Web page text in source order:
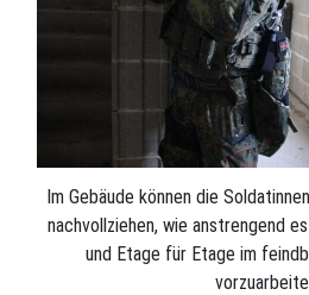
Im Gebäude können die
nachvollziehen, wie anstrengend
und Etage für Etage im